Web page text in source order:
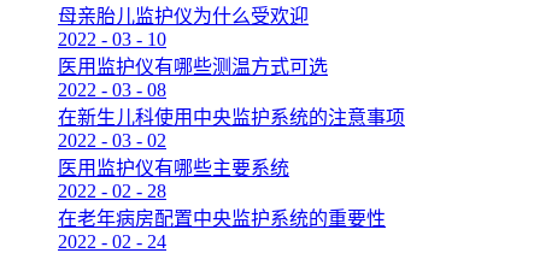
母亲胎儿监护仪为什么受欢迎
2022 - 03 - 10
医用监护仪有哪些测温方式可选
2022 - 03 - 08
在新生儿科使用中央监护系统的注意事项
2022 - 03 - 02
医用监护仪有哪些主要系统
2022 - 02 - 28
在老年病房配置中央监护系统的重要性
2022 - 02 - 24